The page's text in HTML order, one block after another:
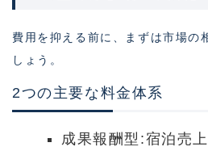
費用を抑える前に、まずは市場の
しょう。
2つの主要な料金体系
成果報酬型:宿泊売